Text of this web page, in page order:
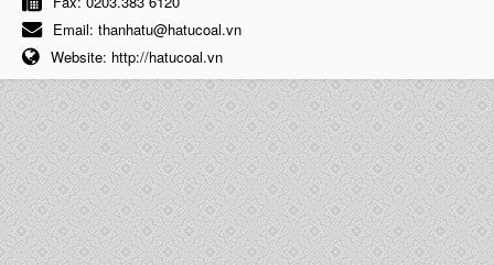
Email: thanhatu@hatucoal.vn
Website: http://hatucoal.vn